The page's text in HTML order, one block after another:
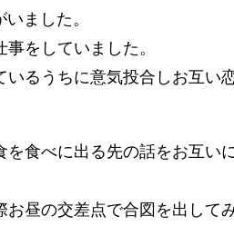
ました。
をしていました。
るうちに意気投合しお互い
食べに出る先の話をお互い
昼の交差点で合図を出して